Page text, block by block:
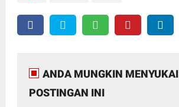
ANDA MUNGKIN MENYUKAI
POSTINGAN INI